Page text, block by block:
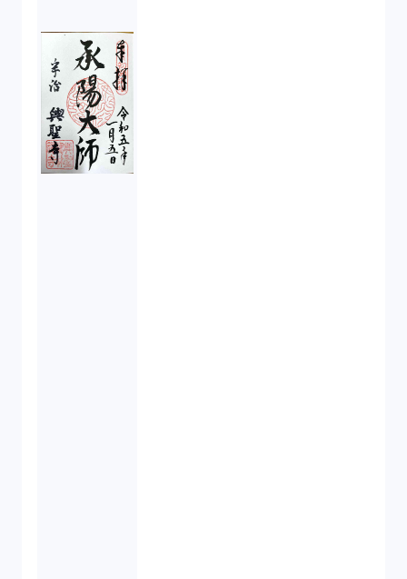
不正競争防止法（2）
ベンチャーサポート研究会（2）
起業家支援（1）